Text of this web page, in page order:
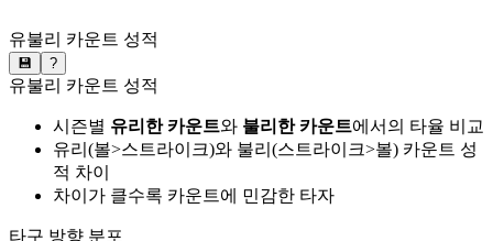
유불리 카운트 성적
💾 ?
유불리 카운트 성적
시즌별 유리한 카운트와 불리한 카운트에서의 타율 비교
유리(볼>스트라이크)와 불리(스트라이크>볼) 카운트 성
적 차이
차이가 클수록 카운트에 민감한 타자
타구 방향 분포